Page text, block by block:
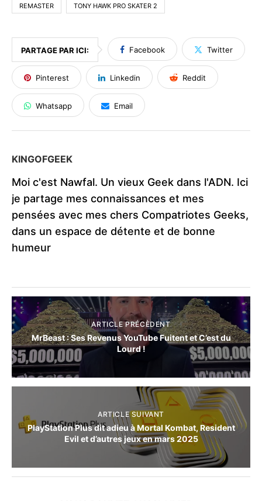
REMASTER TONY HAWK PRO SKATER 2
PARTAGE PAR ICI: Facebook Twitter
Pinterest Linkedin Reddit
Whatsapp Email
KINGOFGEEK
Moi c'est Nawfal. Un vieux Geek dans l'ADN. Ici
je partage mes connaissances et mes
pensées avec mes chers Compatriotes Geeks,
dans un espace de détente et de bonne
humeur
ARTICLE PRÉCÈDENT
MrBeast : Ses Revenus YouTube Fuitent et C’est du
Lourd !
ARTICLE SUIVANT
PlayStation Plus dit adieu à Mortal Kombat, Resident
Evil et d’autres jeux en mars 2025